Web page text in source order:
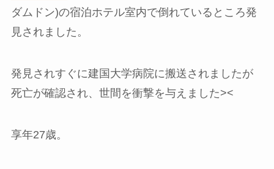
ダムドン)の宿泊ホテル室内で倒れているところ発
見されました。
発見されすぐに建国大学病院に搬送されましたが
死亡が確認され、世間を衝撃を与えました><
享年27歳。